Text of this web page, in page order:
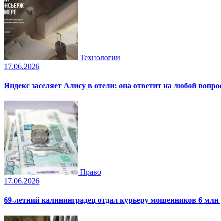
Технологии
17.06.2026
Яндекс заселяет Алису в отели: она ответит на любой
Право
17.06.2026
69-летний калининградец отдал курьеру мошенников 6 млн